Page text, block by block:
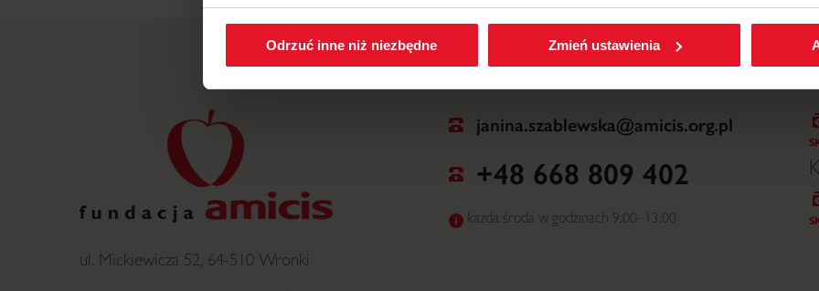
W każdej chwili możesz zmienić wybrane przez Ciebie ustawienia plików cookies wchodząc
Odrzuć inne niż niezbędne
Zmień ustawienia
ul. Mickiewicza 52, 64-510 Wronki
janina.szablewska@amicis.org.pl
+48 668 809 402
każda środa w godzinach 9:00–13:00